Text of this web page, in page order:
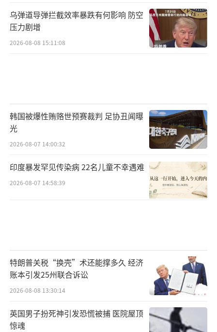
乌弹道导弹拦截效率暴跌有何影响 防空
压力剧增
2026-08-08 15:11:08
韩国被爆性贿赂世预赛裁判 足协丑闻曝
光
2026-08-07 14:00:32
印度暴发罕见传染病 22名儿童不幸遇难
2026-08-07 14:58:39
特朗普关税“换壳”术还能撑多久 经济
账本引发25州联合诉讼
2026-08-08 13:30:14
英国男子扮死神引发恐慌被捕 医院屋顶
惊魂